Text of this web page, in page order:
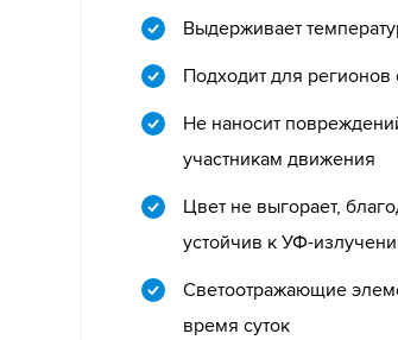
Выдерживает
Подходит для регионов
Не наносит
участникам движения
Цвет не выгорает,
устойчив к УФ-
Светоотражающие
время суток